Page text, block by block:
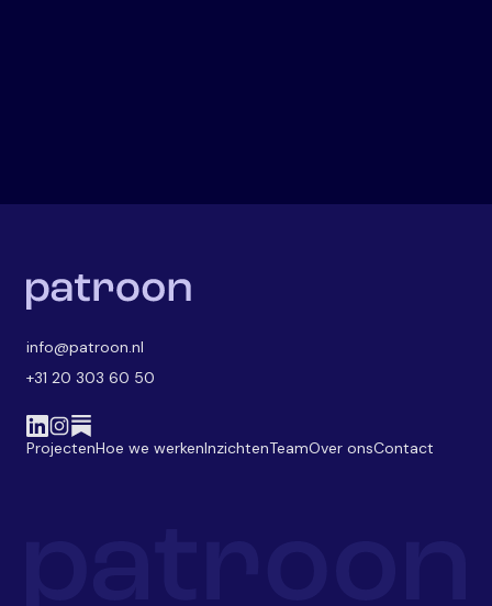
info@patroon.nl
+31 20 303 60 50
ProjectenHoe we werkenInzichtenTeamOver onsContact